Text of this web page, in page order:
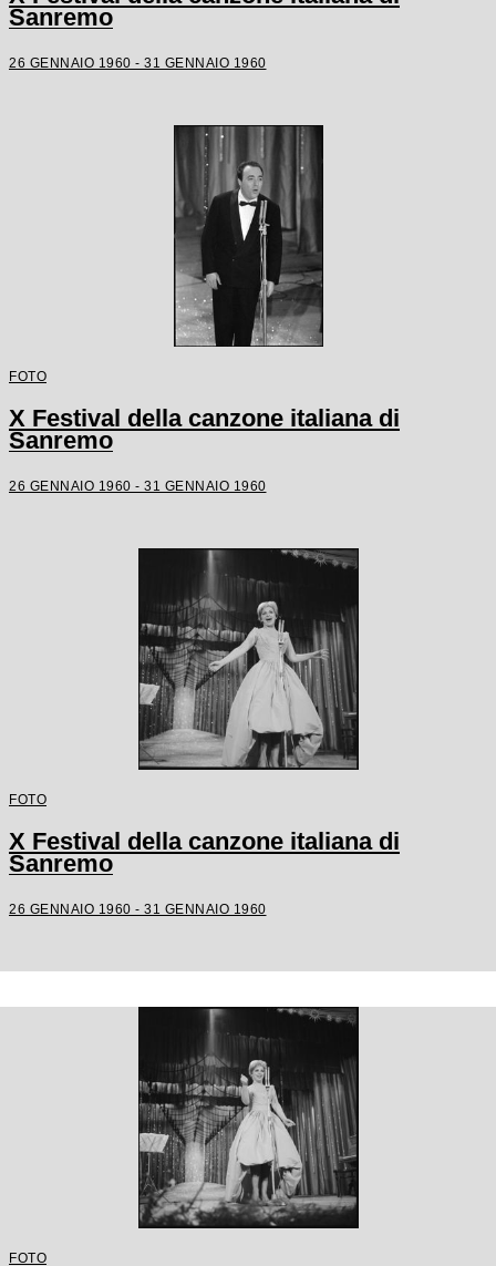
Sanremo
26 GENNAIO 1960 - 31 GENNAIO 1960
FOTO
X Festival della canzone italiana di
Sanremo
26 GENNAIO 1960 - 31 GENNAIO 1960
FOTO
X Festival della canzone italiana di
Sanremo
26 GENNAIO 1960 - 31 GENNAIO 1960
FOTO